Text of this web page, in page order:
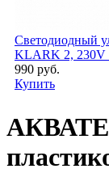
Светодиодный
KLARK 2, 230V
990 руб.
Купить